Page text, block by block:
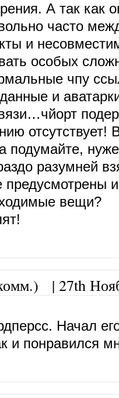
А так как
часто
и
особых
чпу
и
подумайте,
разумней
предусмотрены
вещи?
| 27th
Начал
и понравился